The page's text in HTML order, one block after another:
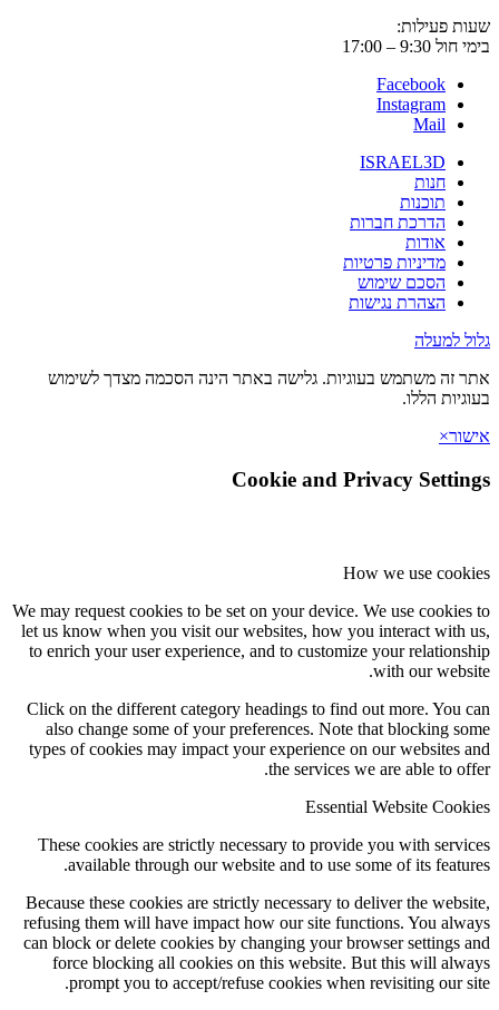
שעות פעילות:
בימי חול 9:30 – 17:00
Facebook
Instagram
Mail
ISRAEL3D
חנות
תוכנות
הדרכת חברות
אודות
מדיניות פרטיות
הסכם שימוש
הצהרת נגישות
גלול למעלה
אתר זה משתמש בעוגיות. גלישה באתר הינה הסכמה מצדך לשימוש
בעוגיות הללו.
אישור×
Cookie and Privacy Settings
How we use cookies
We may request cookies to be set on your device. We use cookies to
let us know when you visit our websites, how you interact with us,
to enrich your user experience, and to customize your relationship
with our website.
Click on the different category headings to find out more. You can
also change some of your preferences. Note that blocking some
types of cookies may impact your experience on our websites and
the services we are able to offer.
Essential Website Cookies
These cookies are strictly necessary to provide you with services
available through our website and to use some of its features.
Because these cookies are strictly necessary to deliver the website,
refusing them will have impact how our site functions. You always
can block or delete cookies by changing your browser settings and
force blocking all cookies on this website. But this will always
prompt you to accept/refuse cookies when revisiting our site.